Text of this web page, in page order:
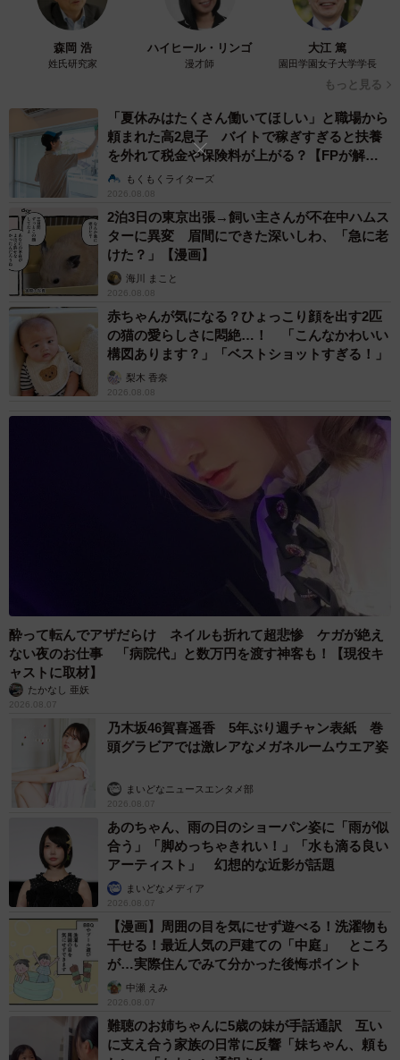
森岡 浩
姓氏研究家
ハイヒール・リンゴ
漫才師
大江 篤
園田学園女子大学学長
もっと見る
「夏休みはたくさん働いてほしい」と職場から
頼まれた高2息子 バイトで稼ぎすぎると扶養
を外れて税金や保険料が上がる？【FPが解
説】もくもくライターズ
2026.08.08
2泊3日の東京出張→飼い主さんが不在中ハムス
ターに異変 眉間にできた深いしわ、「急に老
けた？」【漫画】
海川 まこと
2026.08.08
赤ちゃんが気になる？ひょっこり顔を出す2匹
の猫の愛らしさに悶絶…！ 「こんなかわいい
構図あります？」「ベストショットすぎる！」
梨木 香奈
2026.08.08
酔って転んでアザだらけ ネイルも折れて超悲惨 ケガが絶え
ない夜のお仕事 「病院代」と数万円を渡す神客も！【現役キ
ャストに取材】
たかなし 亜妖
2026.08.07
乃木坂46賀喜遥香 5年ぶり週チャン表紙 巻
頭グラビアでは激レアなメガネルームウエア姿
まいどなニュースエンタメ部
2026.08.07
あのちゃん、雨の日のショーパン姿に「雨が似
合う」「脚めっちゃきれい！」「水も滴る良い
アーティスト」 幻想的な近影が話題
まいどなメディア
2026.08.07
【漫画】周囲の目を気にせず遊べる！洗濯物も
干せる！最近人気の戸建ての「中庭」 ところ
が…実際住んでみて分かった後悔ポイント
中瀬 えみ
2026.08.07
難聴のお姉ちゃんに5歳の妹が手話通訳 互い
に支え合う家族の日常に反響「妹ちゃん、頼も